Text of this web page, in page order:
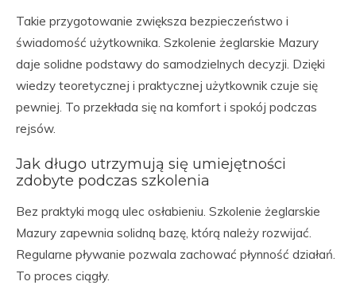
Takie przygotowanie zwiększa bezpieczeństwo i
świadomość użytkownika. Szkolenie żeglarskie Mazury
daje solidne podstawy do samodzielnych decyzji. Dzięki
wiedzy teoretycznej i praktycznej użytkownik czuje się
pewniej. To przekłada się na komfort i spokój podczas
rejsów.
Jak długo utrzymują się umiejętności
zdobyte podczas szkolenia
Bez praktyki mogą ulec osłabieniu. Szkolenie żeglarskie
Mazury zapewnia solidną bazę, którą należy rozwijać.
Regularne pływanie pozwala zachować płynność działań.
To proces ciągły.